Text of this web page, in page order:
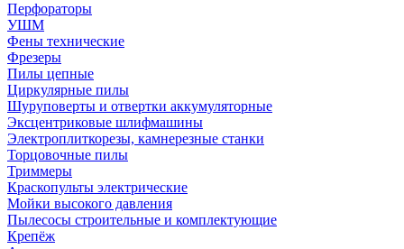
Перфораторы
УШМ
Фены технические
Фрезеры
Пилы цепные
Циркулярные пилы
Шуруповерты и отвертки аккумуляторные
Эксцентриковые шлифмашины
Электроплиткорезы, камнерезные станки
Торцовочные пилы
Триммеры
Краскопульты электрические
Мойки высокого давления
Пылесосы строительные и комплектующие
Крепёж